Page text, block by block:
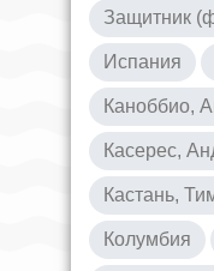
Защитник
Испания
Каноббио,
Касерес,
Кастань,
Колумбия